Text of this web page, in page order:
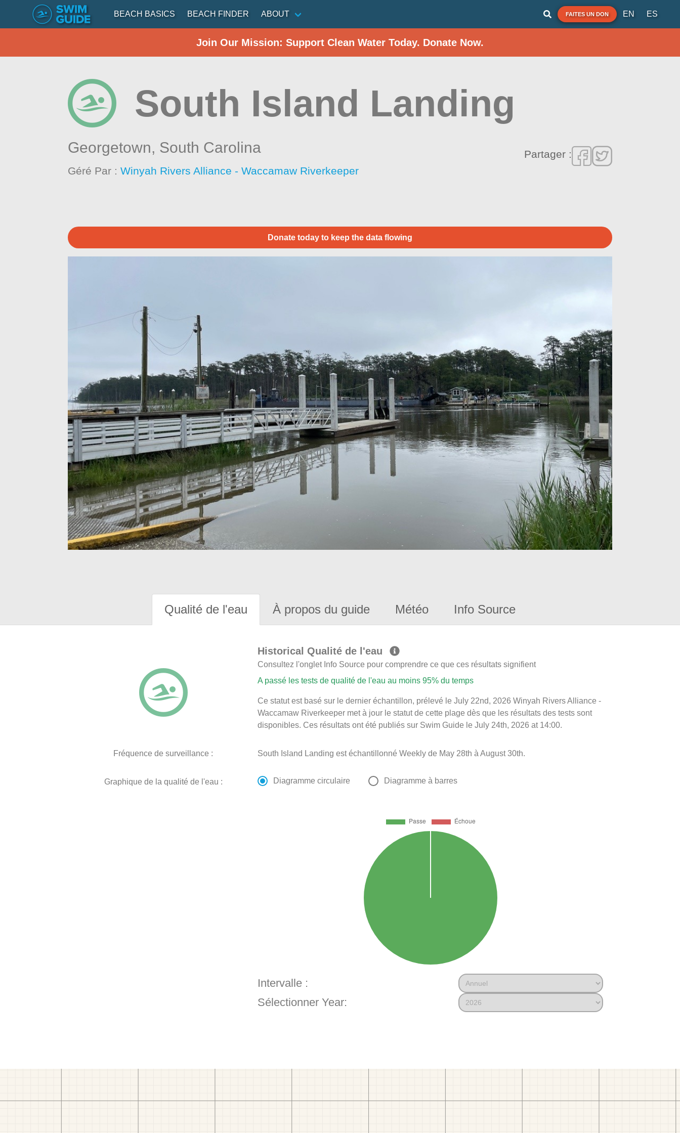
BEACH BASICS BEACH FINDER ABOUT FAITES UN DON EN ES
Join Our Mission: Support Clean Water Today. Donate Now.
South Island Landing
Georgetown, South Carolina
Géré Par :Winyah Rivers Alliance - Waccamaw Riverkeeper
Partager :
Donate today to keep the data flowing
Qualité de l'eau À propos du guide Météo Info Source
Historical Qualité de l'eau
Consultez l'onglet Info Source pour comprendre ce que ces résultats signifient
A passé les tests de qualité de l'eau au moins 95% du temps
Ce statut est basé sur le dernier échantillon, prélevé le July 22nd, 2026 Winyah Rivers Alliance -
Waccamaw Riverkeeper met à jour le statut de cette plage dès que les résultats des tests sont
disponibles. Ces résultats ont été publiés sur Swim Guide le July 24th, 2026 at 14:00.
Fréquence de surveillance : South Island Landing est échantillonné Weekly de May 28th à August 30th.
Graphique de la qualité de l'eau : Diagramme circulaire Diagramme à barres
Intervalle :
Sélectionner Year: